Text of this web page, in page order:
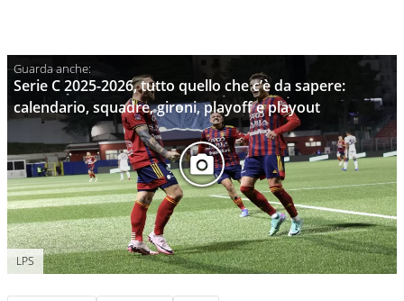
Serie C 2025-2026, tutto quello che c’è da sapere:
calendario, squadre, gironi, playoff e playout
LPS